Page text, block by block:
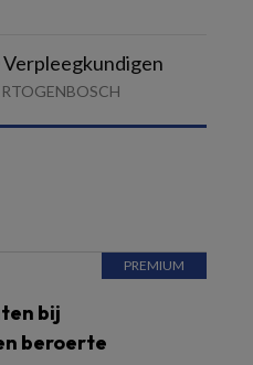
bij
beroerte